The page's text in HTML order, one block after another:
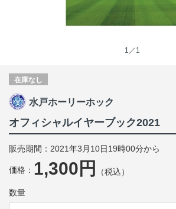
1／1
在庫なし
水戸ホーリーホック
オフィシャルイヤーブック2021
販売期間：2021年3月10日19時00分から
価格： 1,300円 （税込）
数量